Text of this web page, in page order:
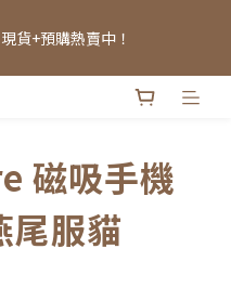
見諒。」
貨+預購熱賣中！
等候，實際出貨情況將依當日
磁吸手機
尾服貓